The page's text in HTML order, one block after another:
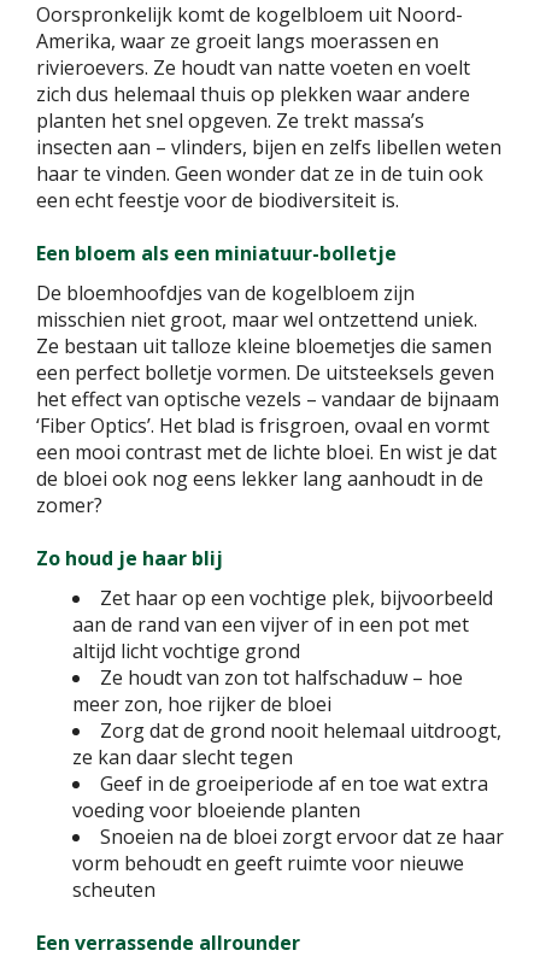
Oorspronkelijk komt de kogelbloem uit Noord-
Amerika, waar ze groeit langs moerassen en
rivieroevers. Ze houdt van natte voeten en voelt
zich dus helemaal thuis op plekken waar andere
planten het snel opgeven. Ze trekt massa’s
insecten aan – vlinders, bijen en zelfs libellen weten
haar te vinden. Geen wonder dat ze in de tuin ook
een echt feestje voor de biodiversiteit is.
Een bloem als een miniatuur-bolletje
De bloemhoofdjes van de kogelbloem zijn
misschien niet groot, maar wel ontzettend uniek.
Ze bestaan uit talloze kleine bloemetjes die samen
een perfect bolletje vormen. De uitsteeksels geven
het effect van optische vezels – vandaar de bijnaam
‘Fiber Optics’. Het blad is frisgroen, ovaal en vormt
een mooi contrast met de lichte bloei. En wist je dat
de bloei ook nog eens lekker lang aanhoudt in de
zomer?
Zo houd je haar blij
Zet haar op een vochtige plek, bijvoorbeeld
aan de rand van een vijver of in een pot met
altijd licht vochtige grond
Ze houdt van zon tot halfschaduw – hoe
meer zon, hoe rijker de bloei
Zorg dat de grond nooit helemaal uitdroogt,
ze kan daar slecht tegen
Geef in de groeiperiode af en toe wat extra
voeding voor bloeiende planten
Snoeien na de bloei zorgt ervoor dat ze haar
vorm behoudt en geeft ruimte voor nieuwe
scheuten
Een verrassende allrounder